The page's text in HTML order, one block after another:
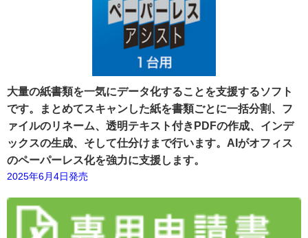
大量の紙書類を一気にデータ化することを支援するソフト
です。まとめてスキャンした紙を書類ごとに一括分割、フ
ァイルのリネーム、透明テキスト付きPDFの作成、インデ
ックスの生成、そして仕分けまで行います。AIがオフィス
のペーパーレス化を強力に支援します。
2025年6月4日発売